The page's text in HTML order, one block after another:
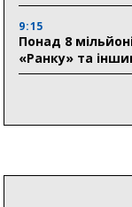
9:15
Понад 8
«Ранку» та
Пенсійний